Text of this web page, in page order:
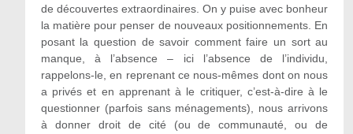
de découvertes extraordinaires. On y puise avec bonheur
la matière pour penser de nouveaux positionnements. En
posant la question de savoir comment faire un sort au
manque, à l’absence – ici l’absence de l’individu,
rappelons-le, en reprenant ce nous-mêmes dont on nous
a privés et en apprenant à le critiquer, c’est-à-dire à le
questionner (parfois sans ménagements), nous arrivons
à donner droit de cité (ou de communauté, ou de